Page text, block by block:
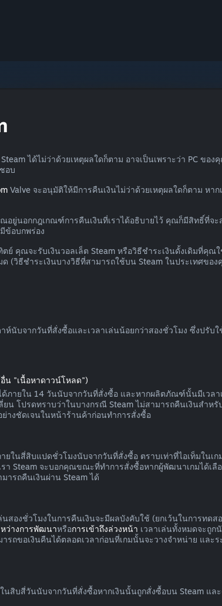
ได้ไม่ว่าด้วยเหตุผลใดก็ตาม อาจเป็นเพราะว่า PC ข
อบ
Valve จะอนุมัติให้มีการคืนเงินไม่ว่าด้วยเหตุผลใดก็ตาม ห
อยู่นอกกฎเกณฑ์การคืนเงินที่เราได้อธิบายไว้ คุณก็มีสิทธิ์ที่จ
ข้อบกพร่อง
คุณจะรับเงินวอลเล็ต Steam หรือวิธีชำระเงินดั้งเดิมที่คุณ
(วิธีชำระเงินบางวิธีที่สามารถใช้บน Steam ในประเทศขอ
ห์นับจากวันที่สั่งซื้อและเวลาเล่นน้อยกว่าสองชั่วโมง ซึ่งปรั
น "เนื้อหาดาวน์โหลด")
ภายใน 14 วันนับจากวันที่สั่งซื้อ และหากผลิตภัณฑ์นั้นมีเวล
น โปรดทราบว่าในบางกรณี Steam ไม่สามารถคืนเงินสำ
ย่างชัดเจนในหน้าร้านค้าก่อนทำการสั่งซื้อ
ในสี่สิบแปดชั่วโมงนับจากวันที่สั่งซื้อ ตราบเท่าที่ไอเท็มใน
า Steam จะบอกคุณขณะที่ทำการสั่งซื้อหากผู้พัฒนาเกมได้เ
ารถคืนเงินผ่าน Steam ได้
องชั่วโมงในการคืนเงินจะมีผลบังคับใช้ (ยกเว้นในการทด
หว่างการพัฒนาหรือการเข้าถึงล่วงหน้า เวลาเล่นทั้งหมดจะถู
ถขอเงินคืนได้ตลอดเวลาก่อนที่เกมนั้นจะวางจำหน่าย และ
นสิบสี่วันนับจากวันที่สั่งซื้อหากเงินนั้นถูกสั่งซื้อบน Steam แล